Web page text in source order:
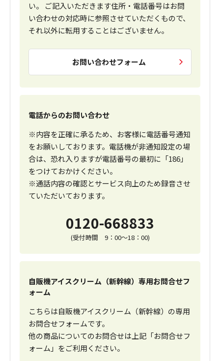
い。 ご記入いただきます住所・電話番号はお問
い合わせの対応時に参照させていただくもので、
それ以外に転用することはございません。
お問い合わせフォーム
電話からのお問い合わせ
※内容を正確に承るため、お客様に電話番号通知
をお願いしております。電話機が非通知設定の場
合は、恐れ入りますが電話番号の最初に「186」
をつけておかけください。
※通話内容の確認とサービス向上のため録音させ
ていただいております。
0120-668833
(受付時間 9：00～18：00)
自販機アイスクリーム（新幹線）専用お問合せフ
ォーム
こちらは自販機アイスクリーム（新幹線）の専用
お問合せフォームです。
他の商品についてのお問合せは上記「お問合せフ
ォーム」をご利用ください。